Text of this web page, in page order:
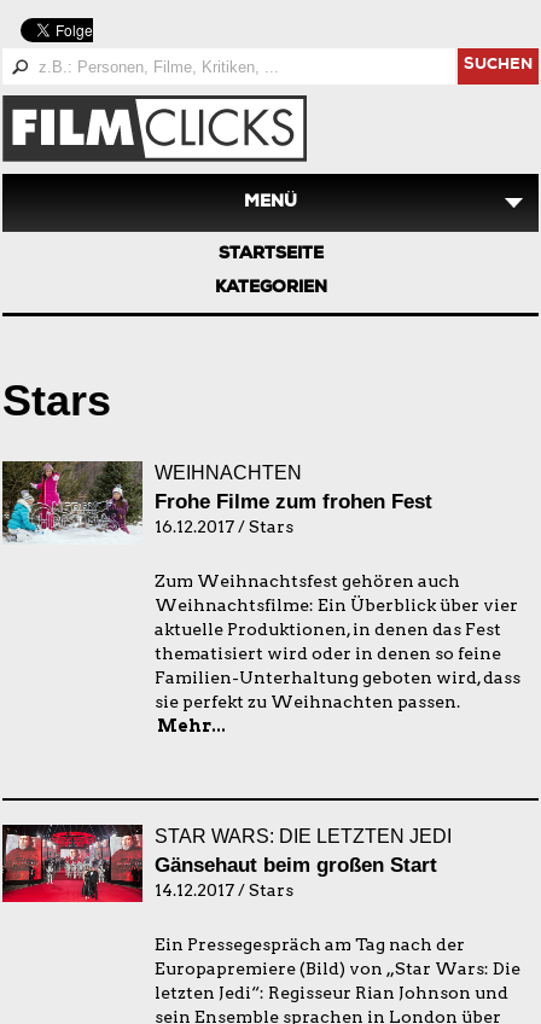
SUCHEN
MENÜ
STARTSEITE
KATEGORIEN
Stars
WEIHNACHTEN
Frohe Filme zum frohen Fest
16.12.2017 / Stars
Zum Weihnachtsfest gehören auch
Weihnachtsfilme: Ein Überblick über vier
aktuelle Produktionen, in denen das Fest
thematisiert wird oder in denen so feine
Familien-Unterhaltung geboten wird, dass
sie perfekt zu Weihnachten passen.
Mehr...
STAR WARS: DIE LETZTEN JEDI
Gänsehaut beim großen Start
14.12.2017 / Stars
Ein Pressegespräch am Tag nach der
Europapremiere (Bild) von „Star Wars: Die
letzten Jedi“: Regisseur Rian Johnson und
sein Ensemble sprachen in London über